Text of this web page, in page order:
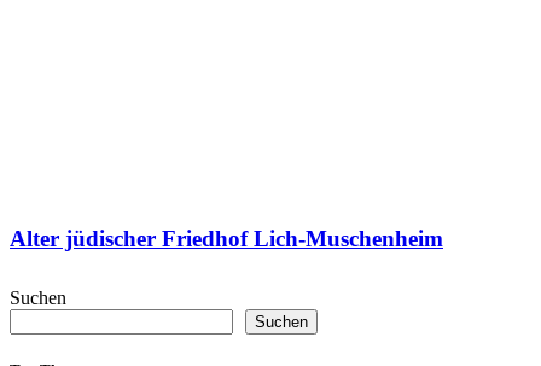
Alter jüdischer Friedhof Lich-Muschenheim
Suchen
Suchen